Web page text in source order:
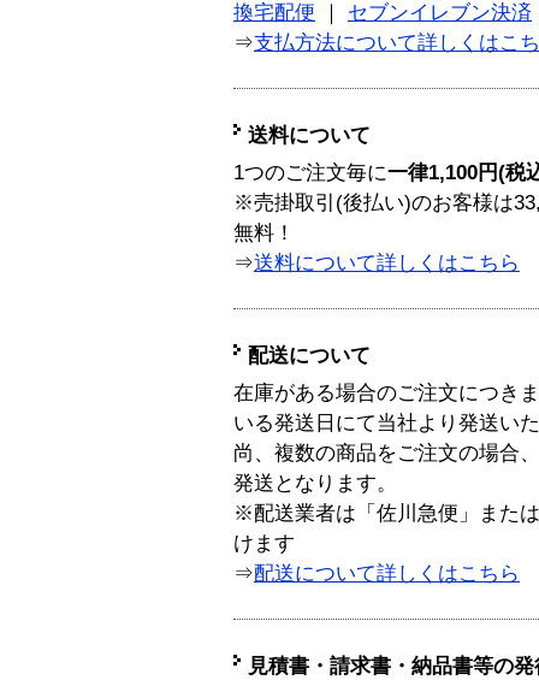
換宅配便
セブンイレブン決済
⇒支払方法について詳しくはこ
送料について
1つのご注文毎に一律1,100円(税
※売掛取引(後払い)のお客様は
無料！
⇒送料について詳しくはこちら
配送について
在庫がある場合のご注文につき
いる発送日にて当社より発送い
尚、複数の商品をご注文の場合
発送となります。
※配送業者は「佐川急便」また
けます
⇒配送について詳しくはこちら
見積書・請求書・納品書等の